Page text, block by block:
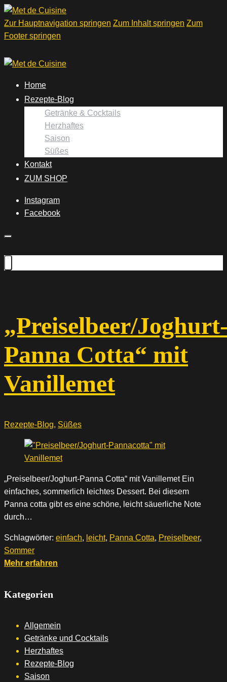
Zur Hauptnavigation springen Zum Inhalt springen Zum
Footer springen
Home
Rezepte-Blog
Getränke & Cocktails
Herzhaftes
Saison
Süßes
Kontakt
ZUM SHOP
Instagram
Facebook
„Preiselbeer/
Panna Cotta“ mit
Vanillemet
Rezepte-Blog, Süßes
„Preiselbeer/Joghurt-Panna Cotta“ mit Vanillemet Ein
einfaches, sommerlich leichtes Dessert. Bei diesem
Panna cotta gibt es eine schöne, leicht säuerliche Note
durch…
Schlagwörter: einfach, leicht, Panna Cotta, Preiselbeer,
Sommer
Mehr erfahren
Kategorien
Allgemein
Getränke und Cocktails
Herzhaftes
Rezepte-Blog
Saison